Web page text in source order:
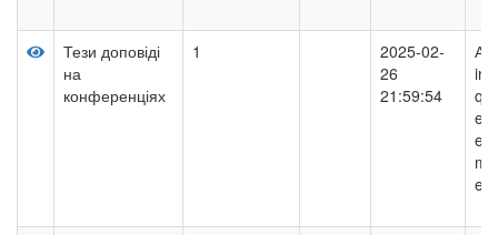
Тези доповіді
на
конференціях
1
2025-02-
26
21:59:54